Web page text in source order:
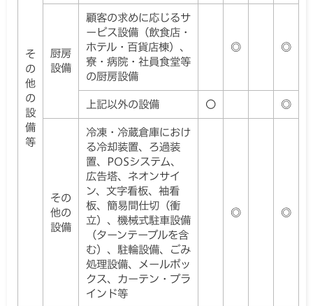
そ
の
他
の
設
備
等
厨房
設備
顧客の求めに応じるサ
ービス設備（飲食店・
ホテル・百貨店棟）、
寮・病院・社員食堂等
の厨房設備
◎ ◎
上記以外の設備 〇 ◎
その
他の
設備
冷凍・冷蔵倉庫におけ
る冷却装置、ろ過装
置、POSシステム、
広告塔、ネオンサイ
ン、文字看板、袖看
板、簡易間仕切（衝
立）、機械式駐車設備
（ターンテーブルを含
む）、駐輪設備、ごみ
処理設備、メールボッ
クス、カーテン・ブラ
インド等
◎ ◎